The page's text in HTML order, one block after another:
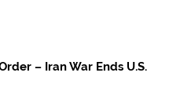
– Iran War Ends U.S.